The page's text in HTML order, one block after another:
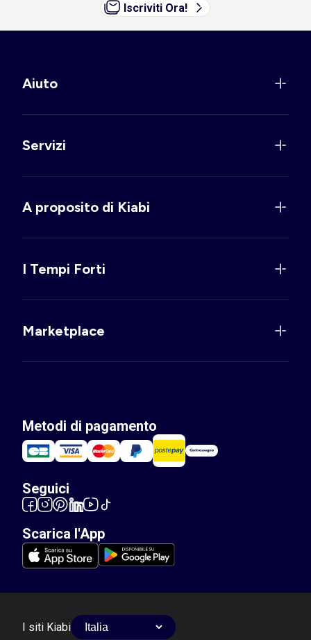
Iscriviti Ora!
Aiuto
Servizi
A proposito di Kiabi
I Tempi Forti
Marketplace
Metodi di pagamento
Seguici
Scarica l'App
I siti Kiabi